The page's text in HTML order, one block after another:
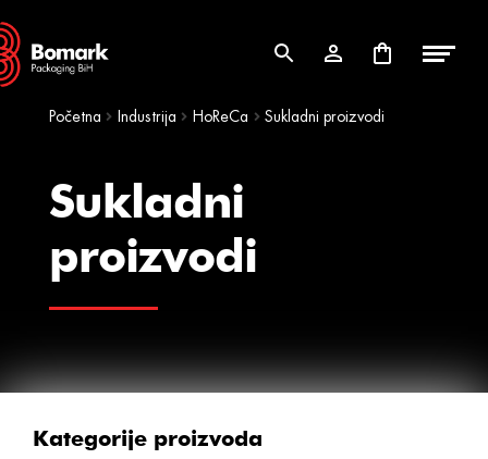
Skip
to
navigation
Skip
to
content
Početna Industrija HoReCa Sukladni proizvodi
Sukladni
proizvodi
Kategorije proizvoda